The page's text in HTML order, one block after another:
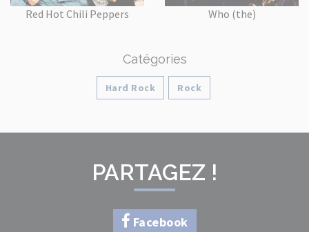
Red Hot Chili Peppers Who (the)
Catégories
Hard Rock Rock
PARTAGEZ !
Facebook